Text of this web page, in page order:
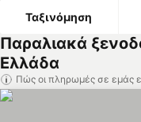
Ταξινόμηση
Παραλιακά
Ελλάδα
Πώς οι πληρωμές σε εμάς